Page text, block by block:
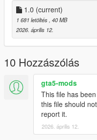
1.0 (current)
1 681 letöltés , 40 MB
2026. április 12.
10 Hozzászólás
gta5-mods
This file has
this file should
report it.
2026. április 12.